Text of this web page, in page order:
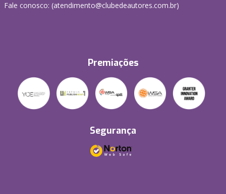
Fale conosco: (atendimento@clubedeautores.com.br)
Premiações
Segurança